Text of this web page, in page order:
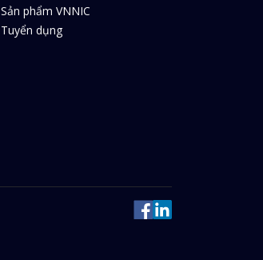
Sản phẩm VNNIC
Tuyển dụng